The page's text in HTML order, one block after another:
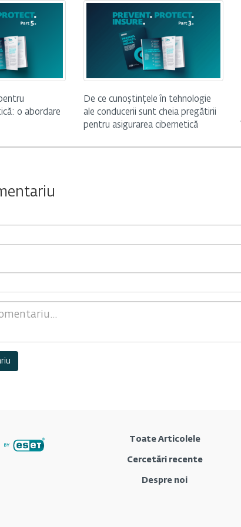
o abordare
De ce cunoștințele în tehnologie
ale conducerii sunt cheia pregătirii
pentru asigurarea cibernetică
Toate Articolele
Cercetări recente
Despre noi